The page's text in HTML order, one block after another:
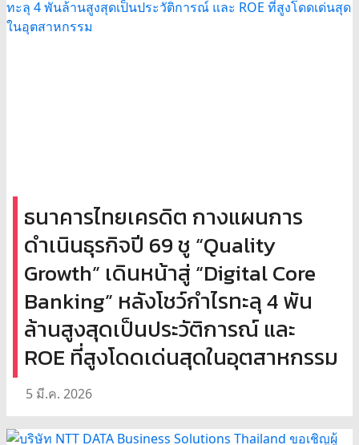
ธนาคารไทยเครดิต กางแผนการ
ดำเนินธุรกิจปี 69 ชู “Quality
Growth” เดินหน้าสู่ “Digital Core
Banking” หลังโชว์กำไรทะลุ 4 พัน
ล้านสูงสุดเป็นประวัติการณ์ และ
ROE ที่สูงโดดเด่นสุดในอุตสาหกรรม
5 มี.ค. 2026